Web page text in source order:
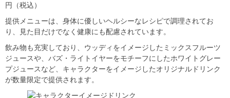
円（税込）
提供メニューは、身体に優しいヘルシーなレシピで調理されてお
り、見た目だけでなく健康にも配慮されています。
飲み物も充実しており、ウッディをイメージしたミックスフルーツ
ジュースや、バズ・ライトイヤーをモチーフにしたホワイトグレー
プジュースなど、キャラクターをイメージしたオリジナルドリンク
が数量限定で提供されます。